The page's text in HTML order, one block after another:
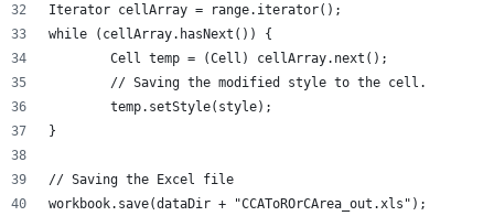
Iterator cellArray = range.iterator();
while (cellArray.hasNext()) {
	Cell temp = (Cell) cellArray.next();
	// Saving the modified style to the cell.
	temp.setStyle(style);
}
// Saving the Excel file
workbook.save(dataDir + "CCAToROrCArea_out.xls");